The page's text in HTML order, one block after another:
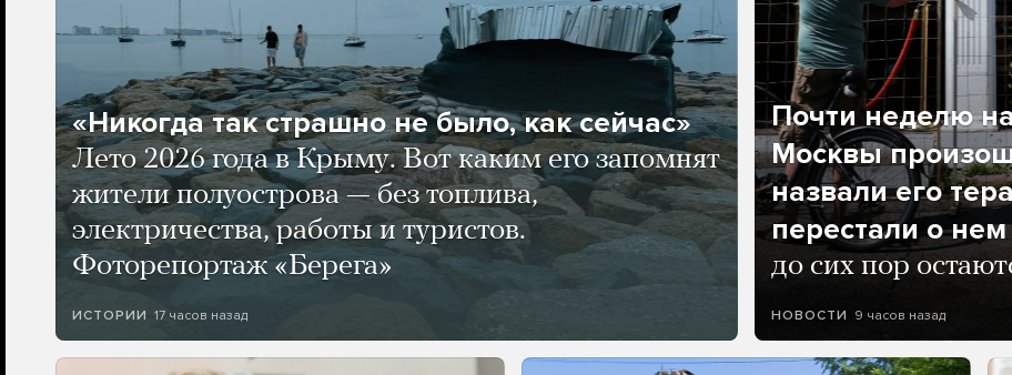
«Никогда так страшно не было, как сейчас»
Лето 2026 года в Крыму. Вот каким его запомнят
жители полуострова — без топлива,
электричества, работы и туристов.
Фоторепортаж «Берега»
ИСТОРИИ 17 часов назад
Почти неделю
Москвы
назвали его
перестали о нем
до сих пор
НОВОСТИ 9 часов назад